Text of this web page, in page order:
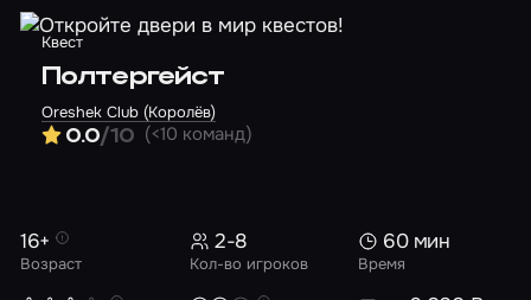
Квест
Полтергейст
Oreshek Club (Королёв)
0.0/10 (<10 команд)
Возраст
16+
Кол-во игроков
2-8
Время
60 мин